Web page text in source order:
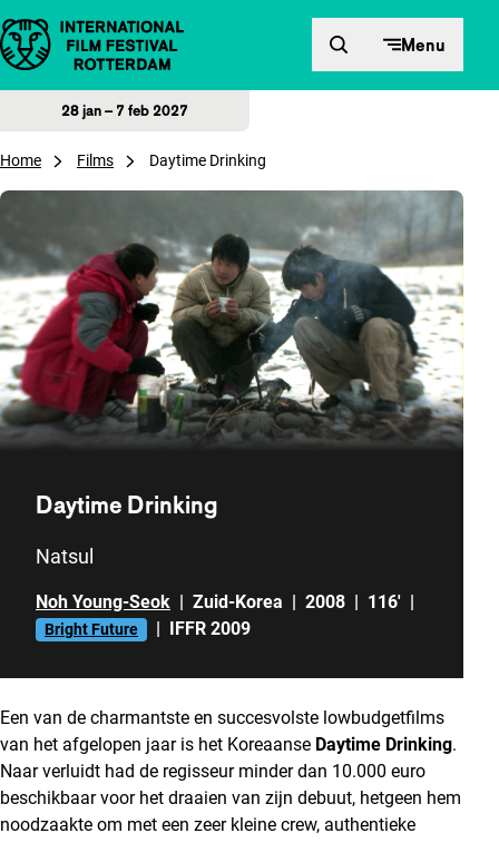
Direct naar inhoud Menu
28 jan – 7 feb 2027
Home Films Daytime Drinking
Daytime Drinking
Natsul
Noh Young-Seok | Zuid-Korea | 2008 | 116' |
Bright Future | IFFR 2009
Een van de charmantste en succesvolste lowbudgetfilms
van het afgelopen jaar is het Koreaanse Daytime Drinking.
Naar verluidt had de regisseur minder dan 10.000 euro
beschikbaar voor het draaien van zijn debuut, hetgeen hem
noodzaakte om met een zeer kleine crew, authentieke